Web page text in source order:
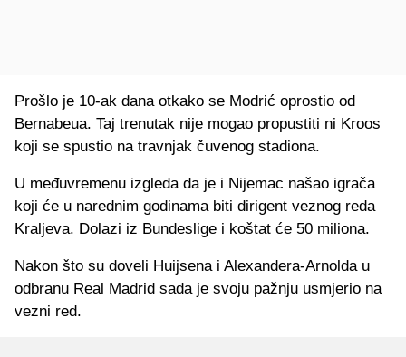
Prošlo je 10-ak dana otkako se Modrić oprostio od
Bernabeua. Taj trenutak nije mogao propustiti ni Kroos
koji se spustio na travnjak čuvenog stadiona.
U međuvremenu izgleda da je i Nijemac našao igrača
koji će u narednim godinama biti dirigent veznog reda
Kraljeva. Dolazi iz Bundeslige i koštat će 50 miliona.
Nakon što su doveli Huijsena i Alexandera-Arnolda u
odbranu Real Madrid sada je svoju pažnju usmjerio na
vezni red.